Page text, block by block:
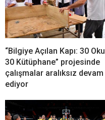
“Bilgiye Açılan Kapı: 30 Okul
30 Kütüphane” projesinde
çalışmalar aralıksız devam
ediyor